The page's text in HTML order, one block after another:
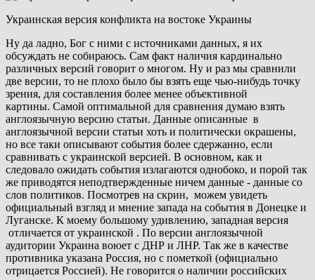
Украинская версия конфликта на востоке Украины
Ну да ладно, Бог с ними с источниками данных, я их
обсуждать не собираюсь. Сам факт наличия кардинально
различных версий говорит о многом. Ну и раз мы сравнили
две версии, то не плохо было бы взять еще чью-нибудь точку
зрения, для составления более менее объективной
картины. Самой оптимальной для сравнения думаю взять
англоязычную версию статьи. Данные описанные в
англоязычной версии статьи хоть и политически окрашены,
но все таки описывают события более сдержанно, если
сравнивать с украинской версией. В основном, как и
следовало ожидать события излагаются однобоко, и порой так
же приводятся неподтвержденные ничем данные - данные со
слов политиков. Посмотрев на скрин, можем увидеть
официальный взгляд и мнение запада на события в Донецке и
Луганске. К моему большому удивлению, западная версия
отличается от украинской . По версии англоязычной
аудитории Украина воюет с ДНР и ЛНР. Так же в качестве
противника указана Россия, но с пометкой (официально
отрицается Россией). Не говорится о наличии российских